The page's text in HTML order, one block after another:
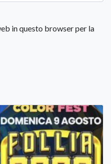
in questo browser per la